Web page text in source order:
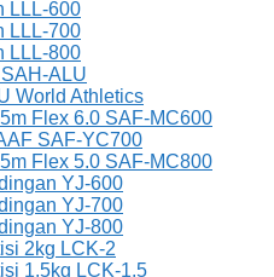
LLL-600
LLL-700
LLL-800
ALU
World Athletics
Flex 6.0 SAF-MC600
SAF-YC700
Flex 5.0 SAF-MC800
YJ-600
YJ-700
YJ-800
2kg LCK-2
1.5kg LCK-1.5